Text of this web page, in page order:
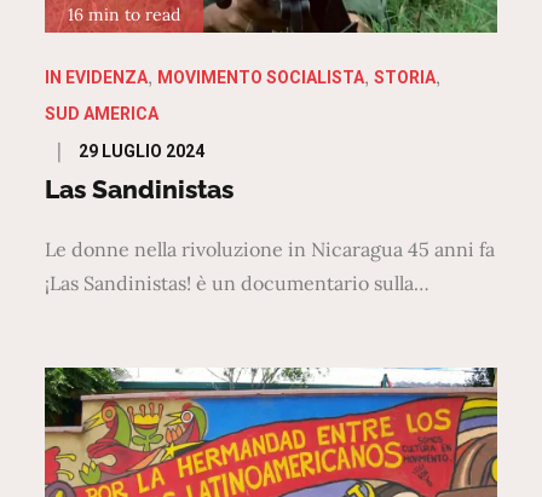
16 min to read
IN EVIDENZA MOVIMENTO SOCIALISTA STORIA
SUD AMERICA
Posted
on
29 LUGLIO 2024
Las Sandinistas
Le donne nella rivoluzione in Nicaragua 45 anni fa
¡Las Sandinistas! è un documentario sulla…